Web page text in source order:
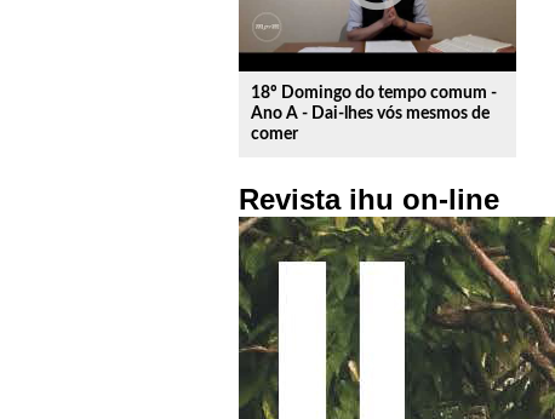
18º Domingo do tempo comum -
Ano A - Dai-lhes vós mesmos de
comer
Revista ihu on-line